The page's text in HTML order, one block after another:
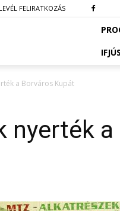
FELIRATKOZÁS
a Borváros Kupát
nyerték a